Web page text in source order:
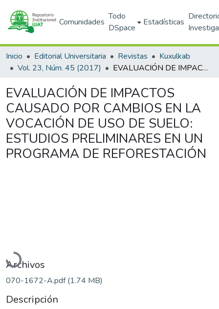
Comunidades
Todo
DSpace
Estadísticas
Inicio Editorial Universitaria Revistas
Kuxulkab
Vol. 23, Núm. 45 (2017)
EVALUACIÓN DE IMPACTOS CAUSADO POR CAMBIOS EN LA VOCACIÓN DE USO DE SUELO: ESTUDIOS PRELIMINARES EN UN PROGRAMA DE REFORESTACIÓN
EVALUACIÓN DE IMPACTOS
CAUSADO POR CAMBIOS EN LA
VOCACIÓN DE USO DE SUELO:
ESTUDIOS PRELIMINARES EN UN
PROGRAMA DE REFORESTACIÓN
Cargando...
Archivos
070-1672-A.pdf(1.74 MB)
Descripción